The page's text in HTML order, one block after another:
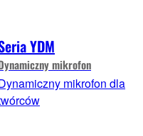
YDM
mikrofon
mikrofon dla